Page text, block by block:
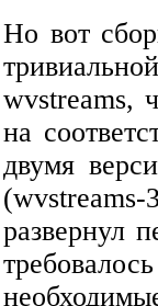
Но вот
wvstreams,
на
двумя
развернул